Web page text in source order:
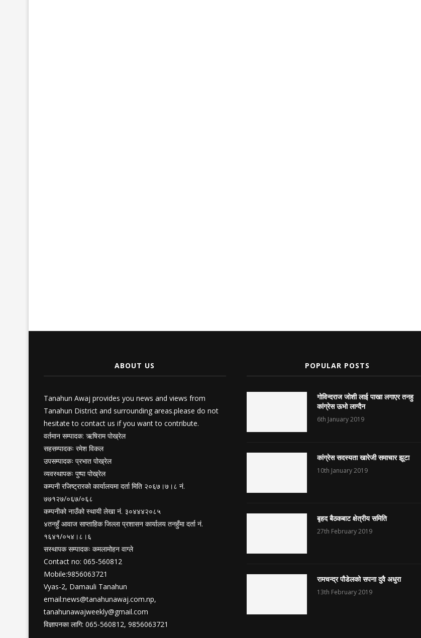
ABOUT US
Tanahun Awaj provides you news and views from
Tanahun District and surrounding areas.please do not
hesitate to contact us if you want to contribute.
वर्तमान सम्पादक: ऋषिराम पोख्रेल
सहसम्पादकः रमेश विकल
उपसम्पादकः प्रभात पोख्रेल
व्यवस्थापकः पुष्पा पोख्रेल
कम्पनी रजिष्ट्रारको कार्यालयमा दर्ता मिति २०६७।७।८ नं.
७७१२७/०६७/०६८
कम्पनीको नाउँको स्थायी लेखा नं. ३०४४४२०८५
४तनहुँ आवाज साप्ताहिक जिल्ला प्रशासन कार्यालय तनहुँमा दर्ता नं.
१६४१/०५४।८।६
सस्थापक सम्पादकः कमलामोहन वाग्ले
Contact no: 065-560812
Mobile:9856063721
Vyas-2, Damauli Tanahun
email:news@tanahunawaj.com.np,
tanahunawajweekly@gmail.com
विज्ञापनका लागि: 065-560812, 9856063721
POPULAR POSTS
गोविन्दराज जोशी लाई पाखा लगाएर तनहु
कांग्रेस ऊभो लाग्दैन
6th January 2019
कांग्रेस सदस्यता खारेजी समाचार झूटा
10th January 2019
बृहद बैठकबाट क्षेत्रीय समिति
27th February 2019
रामचन्द्र पौडेलको सपना दुवै अधुरा
13th February 2019